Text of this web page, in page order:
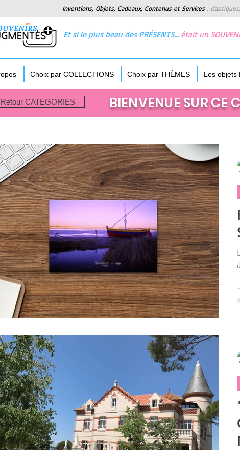
Inventions, Objets, Cadeaux, Contenus et Services :
Et si le plus beau des PRÉSENTS… était un
Choix par COLLECTIONS Choix par THÈMES Les objets
CATEGORIES BIENVENUE SUR CE